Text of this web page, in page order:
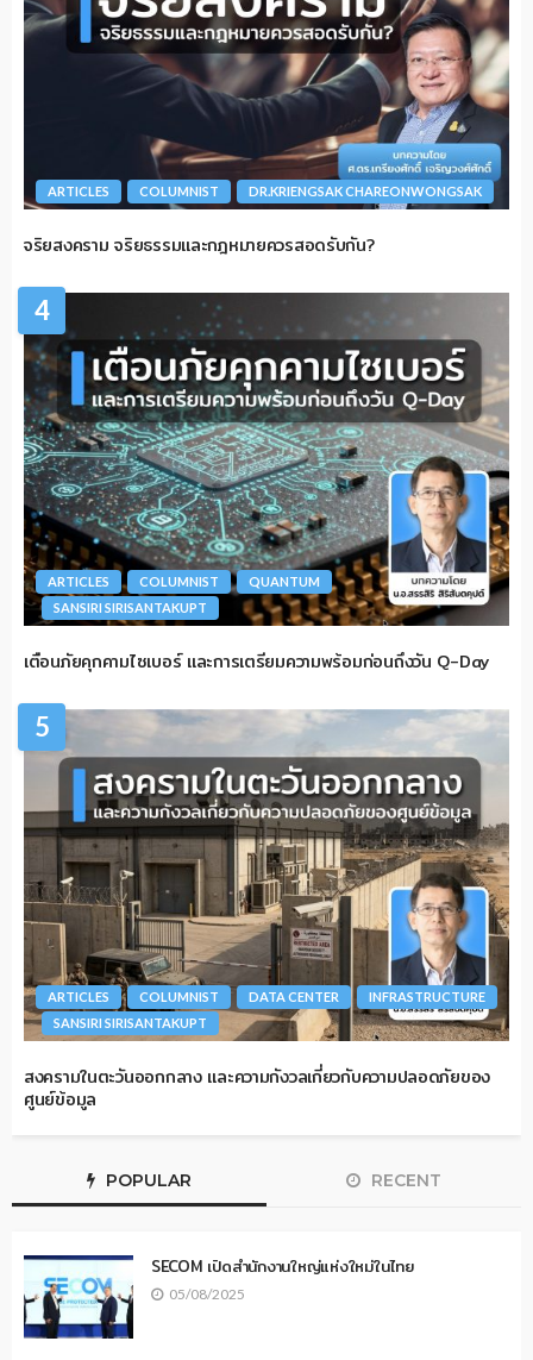
ARTICLES COLUMNIST DR.KRIENGSAK CHAREONWONGSAK
จริยสงคราม จริยธรรมและกฎหมายควรสอดรับกัน?
4
ARTICLES COLUMNIST
QUANTUM
SANSIRI SIRISANTAKUPT
เตือนภัยคุกคามไซเบอร์ และการเตรียมความพร้อมก่อนถึงวัน Q-Day
5
ARTICLES COLUMNIST DATA CENTER
INFRASTRUCTURE
SANSIRI SIRISANTAKUPT
สงครามในตะวันออกกลาง และความกังวลเกี่ยวกับความปลอดภัยของ
ศูนย์ข้อมูล
POPULAR RECENT
SECOM เปิดสำนักงานใหญ่แห่งใหม่ในไทย
05/08/2025